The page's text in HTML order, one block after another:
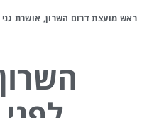
ראש מועצת דרום השרון, אושרת גני